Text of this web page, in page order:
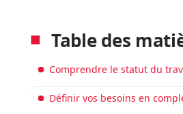
Table des
Comprendre le statut du
Définir vos besoins en